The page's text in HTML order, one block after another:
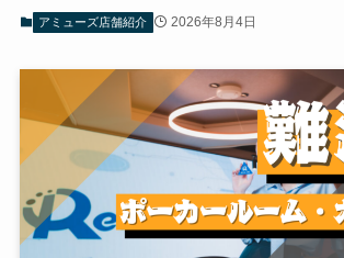
アミューズ店舗紹介 2026年8月4日